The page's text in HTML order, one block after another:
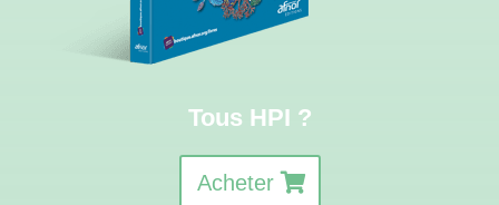
Tous HPI ?
Acheter